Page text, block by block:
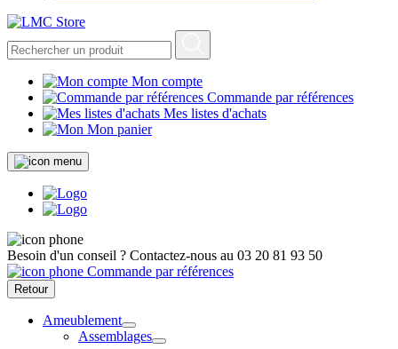
Mon compte
Commande par références
Mes listes d'achats
Mon panier
Besoin d'un conseil ? Contactez-nous au 03 20 81 93 50
Commande par références
Retour
Ameublement
Assemblages